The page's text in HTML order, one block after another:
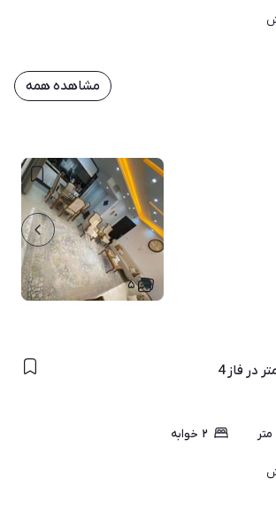
مشاهده همه
۵
متر ۲ خوابه